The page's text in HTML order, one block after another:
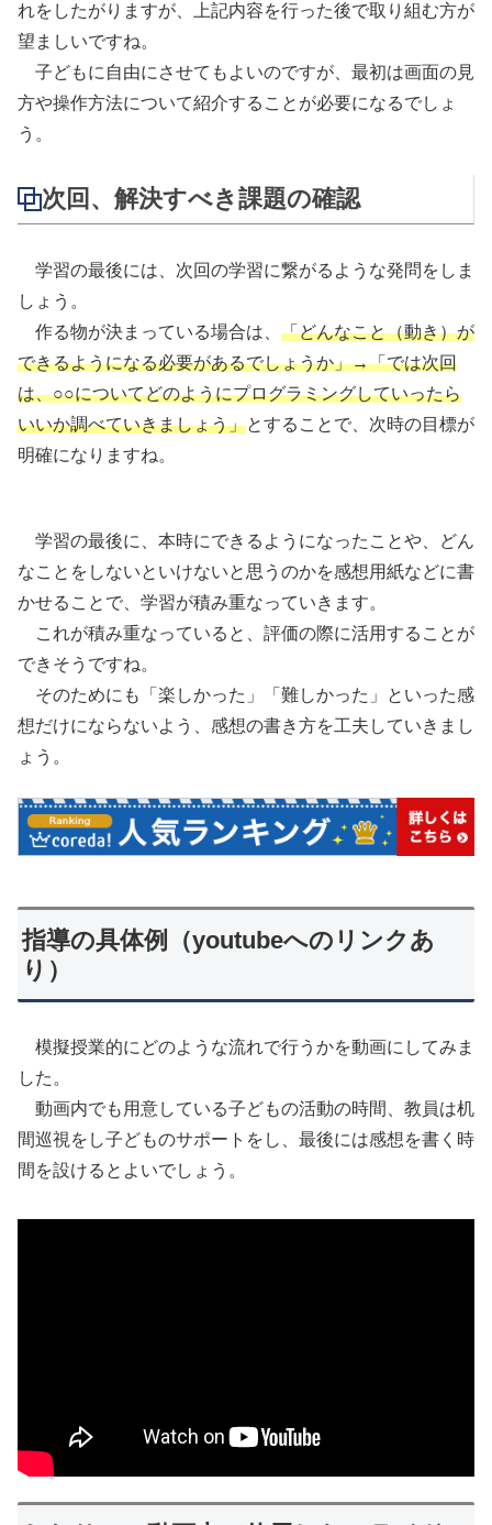
れをしたがりますが、上記内容を行った後で取り組む方が
望ましいですね。
子どもに自由にさせてもよいのですが、最初は画面の見
方や操作方法について紹介することが必要になるでしょ
う。
次回、解決すべき課題の確認
学習の最後には、次回の学習に繋がるような発問をしま
しょう。
作る物が決まっている場合は、 「どんなこと（動き）が
できるようになる必要があるでしょうか」→「では次回
は、○○についてどのようにプログラミングしていったら
いいか調べていきましょう」とすることで、次時の目標が
明確になりますね。
学習の最後に、本時にできるようになったことや、どん
なことをしないといけないと思うのかを感想用紙などに書
かせることで、学習が積み重なっていきます。
これが積み重なっていると、評価の際に活用することが
できそうですね。
そのためにも「楽しかった」「難しかった」といった感
想だけにならないよう、感想の書き方を工夫していきまし
ょう。
指導の具体例（youtubeへのリンクあ
り）
模擬授業的にどのような流れで行うかを動画にしてみま
した。
動画内でも用意している子どもの活動の時間、教員は机
間巡視をし子どものサポートをし、最後には感想を書く時
間を設けるとよいでしょう。